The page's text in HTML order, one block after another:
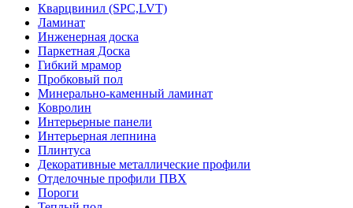
Кварцвинил (SPC,LVT)
Ламинат
Инженерная доска
Паркетная Доска
Гибкий мрамор
Пробковый пол
Минерально-каменный ламинат
Ковролин
Интерьерные панели
Интерьерная лепнина
Плинтуса
Декоративные металлические профили
Отделочные профили ПВХ
Пороги